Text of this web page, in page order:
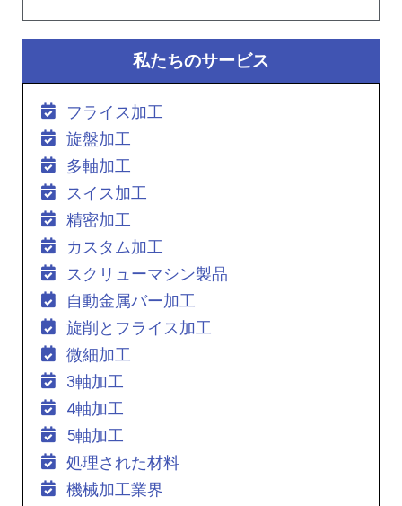
私たちのサービス
フライス加工
旋盤加工
多軸加工
スイス加工
精密加工
カスタム加工
スクリューマシン製品
自動金属バー加工
旋削とフライス加工
微細加工
3軸加工
4軸加工
5軸加工
処理された材料
機械加工業界